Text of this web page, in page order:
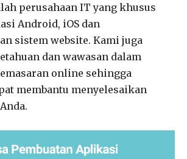
perusahaan IT yang khusus
Android, iOS dan
sistem website. Kami juga
dan wawasan dalam
online sehingga
membantu menyelesaikan